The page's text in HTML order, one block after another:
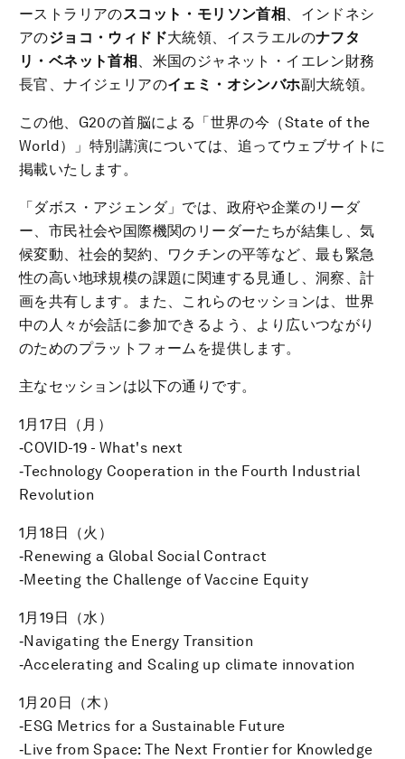
ーストラリアのスコット・ モリソン首相、インドネシ
アのジョコ・ウィドド大統領、イスラエルのナフタ
リ・ベネット首相、米国のジャネット・イエレン財務
長官、ナイジェリアのイェミ ・ オシンバホ副大統領。
この他、G20の首脳による「世界の今（State of the
World）」特別講演については、追ってウェブサイトに
掲載いたします。
「ダボス・アジェンダ」では、政府や企業のリーダ
ー、市民社会や国際機関のリーダーたちが結集し、気
候変動、社会的契約、ワクチンの平等など、最も緊急
性の高い地球規模の課題に関連する見通し、洞察、計
画を共有します。また、これらのセッションは、世界
中の人々が会話に参加できるよう、より広いつながり
のためのプラットフォームを提供します。
主なセッションは以下の通りです。
1月17日（月）
‐COVID-19 - What's next
‐Technology Cooperation in the Fourth Industrial
Revolution
1月18日（火）
‐Renewing a Global Social Contract
‐Meeting the Challenge of Vaccine Equity
1月19日（水）
‐Navigating the Energy Transition
‐Accelerating and Scaling up climate innovation
1月20日（木）
‐ESG Metrics for a Sustainable Future
‐Live from Space: The Next Frontier for Knowledge